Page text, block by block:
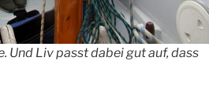
Und Liv passt dabei gut auf, dass